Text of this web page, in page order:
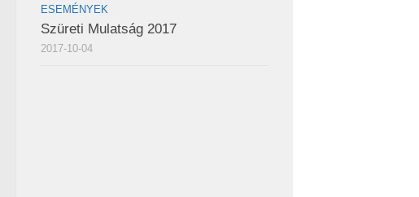
ESEMÉNYEK
Szüreti Mulatság 2017
2017-10-04